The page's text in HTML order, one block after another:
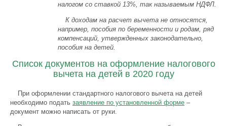
налогом со ставкой 13%, так называемым НДФЛ.
К доходам на расчет вычета не относятся,
например, пособия по беременности и родам, ряд
компенсаций, утвержденных законодательно,
пособия на детей.
Список документов на оформление налогового
вычета на детей в 2020 году
При оформлении стандартного налогового вычета на детей
необходимо подать заявление по установленной форме –
документ можно написать от руки.